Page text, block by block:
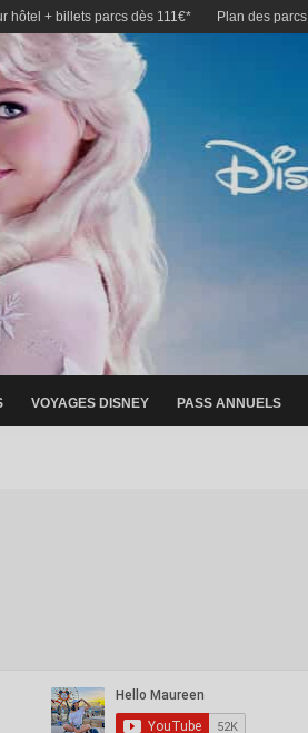
hôtel + billets parcs dès 111€* Plan des parcs
VOYAGES DISNEY PASS ANNUELS